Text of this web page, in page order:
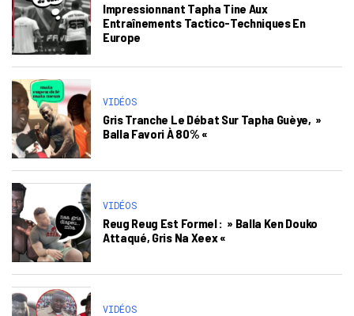
Impressionnant Tapha Tine Aux
Entraînements Tactico-Techniques En
Europe
VIDÉOS
Gris Tranche Le Débat Sur Tapha Guèye, »
Balla Favori À 80% «
VIDÉOS
Reug Reug Est Formel : » Balla Ken Douko
Attaqué, Gris Na Xeex «
VIDÉOS